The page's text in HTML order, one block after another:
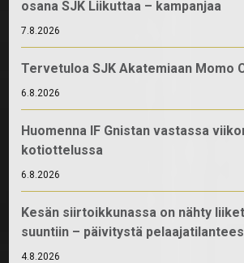
osana SJK Liikuttaa – kampanjaa
7.8.2026
Tervetuloa SJK Akatemiaan Momo
6.8.2026
Huomenna IF Gnistan vastassa
kotiottelussa
6.8.2026
Kesän siirtoikkunassa on nähty
suuntiin – päivitystä
4.8.2026